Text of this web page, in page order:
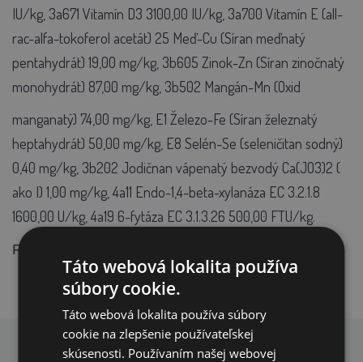
IU/kg, 3a671 Vitamín D3 3100,00 IU/kg, 3a700 Vitamín E (all-
rac-alfa-tokoferol acetát) 25 Meď-Cu (Síran meďnatý
pentahydrát) 19,00 mg/kg, 3b605 Zinok-Zn (Síran zinočnatý
monohydrát) 87,00 mg/kg, 3b502 Mangán-Mn (Oxid
manganatý) 74,00 mg/kg, E1 Železo-Fe (Síran železnatý
heptahydrát) 50,00 mg/kg, E8 Selén-Se (seleničitan sodný)
0,40 mg/kg, 3b202 Jodičnan vápenatý bezvodý Ca(JO3)2 (
ako I) 1,00 mg/kg, 4a11 Endo-1,4-beta-xylanáza EC 3.2.1.8
1600,00 U/kg, 4a19 6-fytáza EC 3.1.3.26 500,00 FTU/kg.
Forma:
Táto webová lokalita používa
súbory cookie.
Táto webová lokalita používa súbory
cookie na zlepšenie používateľskej
skúsenosti. Používaním našej webovej